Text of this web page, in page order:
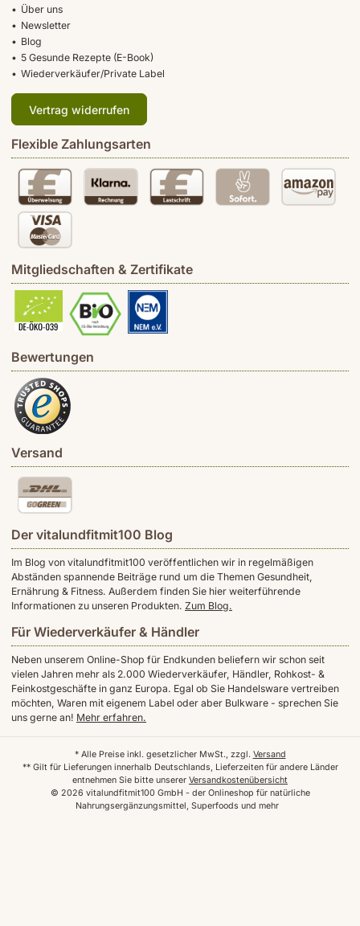
Über uns
Newsletter
Blog
5 Gesunde Rezepte (E-Book)
Wiederverkäufer/Private Label
Vertrag widerrufen
Flexible Zahlungsarten
Mitgliedschaften & Zertifikate
Bewertungen
Versand
Der vitalundfitmit100 Blog
Im Blog von vitalundfitmit100 veröffentlichen wir in regelmäßigen
Abständen spannende Beiträge rund um die Themen Gesundheit,
Ernährung & Fitness. Außerdem finden Sie hier weiterführende
Informationen zu unseren Produkten. Zum Blog.
Für Wiederverkäufer & Händler
Neben unserem Online-Shop für Endkunden beliefern wir schon seit
vielen Jahren mehr als 2.000 Wiederverkäufer, Händler, Rohkost- &
Feinkostgeschäfte in ganz Europa. Egal ob Sie Handelsware vertreiben
möchten, Waren mit eigenem Label oder aber Bulkware - sprechen Sie
uns gerne an! Mehr erfahren.
© 2026 vitalundfitmit100 GmbH - der Onlineshop für natürliche
Nahrungsergänzungsmittel, Superfoods und mehr
* Alle Preise inkl. gesetzlicher MwSt., zzgl. Versand
** Gilt für Lieferungen innerhalb Deutschlands, Lieferzeiten für andere Länder
entnehmen Sie bitte unserer Versandkostenübersicht